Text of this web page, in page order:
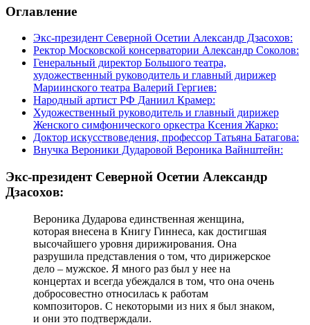
Оглавление
Экс-президент Северной Осетии Александр Дзасохов:
Ректор Московской консерватории Александр Соколов:
Генеральный директор Большого театра,
художественный руководитель и главный дирижер
Мариинского театра Валерий Гергиев:
Народный артист РФ Даниил Крамер:
Художественный руководитель и главный дирижер
Женского симфонического оркестра Ксения Жарко:
Доктор искусствоведения, профессор Татьяна Батагова:
Внучка Вероники Дударовой Вероника Вайнштейн:
Экс-президент Северной Осетии Александр
Дзасохов:
Вероника Дударова единственная женщина,
которая внесена в Книгу Гиннеса, как достигшая
высочайшего уровня дирижирования. Она
разрушила представления о том, что дирижерское
дело – мужское. Я много раз был у нее на
концертах и всегда убеждался в том, что она очень
добросовестно относилась к работам
композиторов. С некоторыми из них я был знаком,
и они это подтверждали.